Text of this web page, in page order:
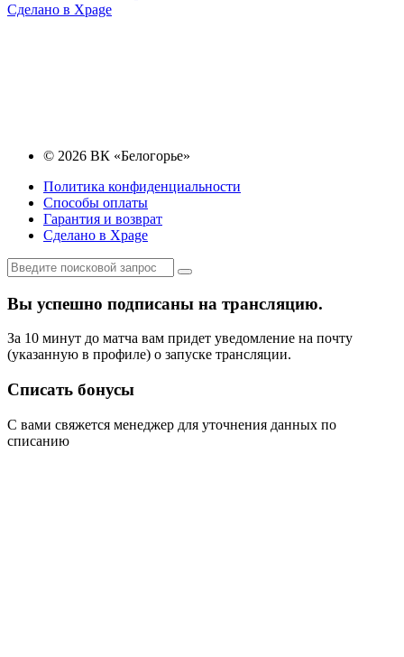
Сделано в Xpage
© 2026 ВК «Белогорье»
Политика конфиденциальности
Способы оплаты
Гарантия и возврат
Сделано в Xpage
Вы успешно подписаны на трансляцию.
За 10 минут до матча вам придет уведомление на почту
(указанную в профиле) о запуске трансляции.
Списать бонусы
С вами свяжется менеджер для уточнения данных по
списанию